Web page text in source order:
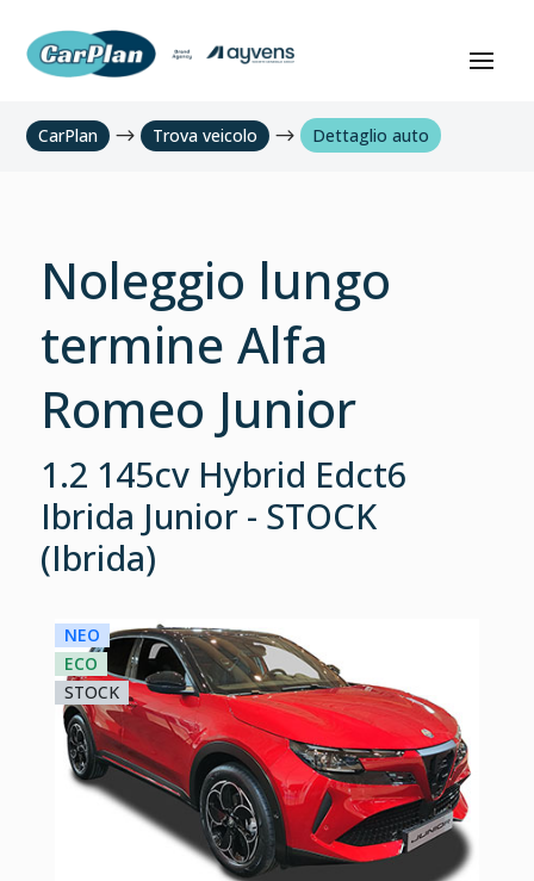
CarPlan $ Trova veicolo $ Dettaglio auto
Noleggio lungo
termine Alfa
Romeo Junior
1.2 145cv Hybrid Edct6
Ibrida Junior - STOCK
(Ibrida)
NEO
ECO
STOCK